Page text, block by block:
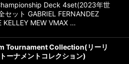
Deck 4set(2023年世
セット GABRIEL FERNANDEZ
KELLEY MEW VMAX …
Tournament Collection(リーリ
ーナメントコレクション)